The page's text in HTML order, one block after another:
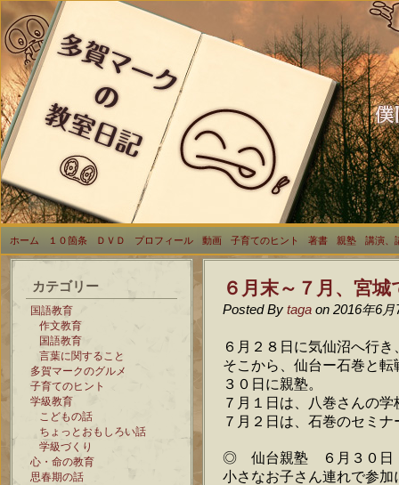
ホーム １０箇条 ＤＶＤ プロフィール 動画 子育てのヒント 著書 親塾 講演、
カテゴリー
国語教育
作文教育
国語教育
言葉に関すること
多賀マークのグルメ
子育てのヒント
学級教育
こどもの話
ちょっとおもしろい話
学級づくり
心・命の教育
思春期の話
６月末～７月、宮
Posted By taga on 2016年6月
６月２８日に気仙沼へ行き
そこから、仙台ー石巻と転
３０日に親塾。
７月１日は、八巻さんの学
７月２日は、石巻のセミナ
◎ 仙台親塾 ６月３０日
小さなお子さん連れで参